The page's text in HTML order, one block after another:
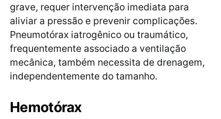
grave, requer intervenção imediata para
aliviar a pressão e prevenir complicações.
Pneumotórax iatrogênico ou traumático,
frequentemente associado a ventilação
mecânica, também necessita de drenagem,
independentemente do tamanho.
Hemotórax